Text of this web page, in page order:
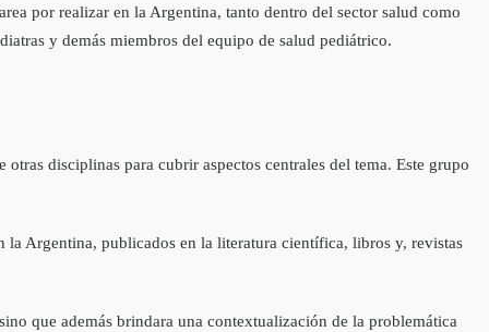
por realizar en la Argentina, tanto dentro del sector salud como
y demás miembros del equipo de salud pediátrico.
disciplinas para cubrir aspectos centrales del tema. Este grupo
la Argentina, publicados en la literatura científica, libros y, revistas
que además brindara una contextualización de la problemática